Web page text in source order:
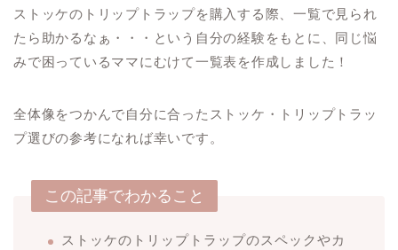
ストッケのトリップトラップを購入する際、一覧で見られ
たら助かるなぁ・・・という自分の経験をもとに、同じ悩
みで困っているママにむけて一覧表を作成しました！
全体像をつかんで自分に合ったストッケ・トリップトラッ
プ選びの参考になれば幸いです。
この記事でわかること
ストッケのトリップトラップのスペックやカ